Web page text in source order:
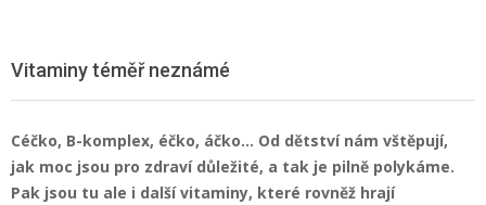
Vitaminy téměř neznámé
Céčko, B-komplex, éčko, áčko… Od dětství nám vštěpují,
jak moc jsou pro zdraví důležité, a tak je pilně polykáme.
Pak jsou tu ale i další vitaminy, které rovněž hrají